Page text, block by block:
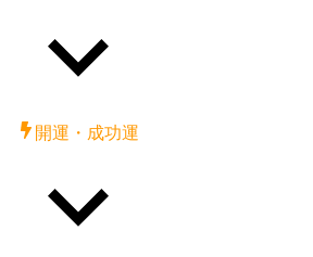
開運・成功運